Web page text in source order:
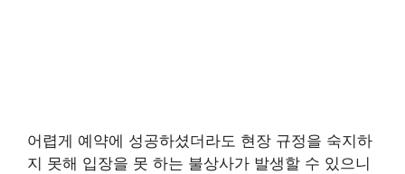
어렵게 예약에 성공하셨더라도 현장 규정을 숙지하
지 못해 입장을 못 하는 불상사가 발생할 수 있으니